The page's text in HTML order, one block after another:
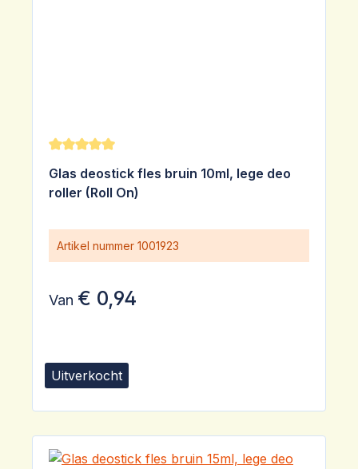
Uitverkocht
Gemiddelde waardering van 5 van 5 sterren
Glas deostick fles bruin 10ml, lege deo
roller (Roll On)
Artikel nummer 1001923
Van € 0,94